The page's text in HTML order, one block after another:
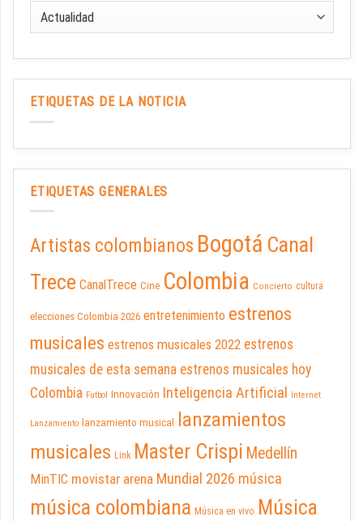
ETIQUETAS DE LA NOTICIA
ETIQUETAS GENERALES
Artistas colombianos Bogotá Canal
Trece CanalTrece Cine Colombia Concierto cultura
elecciones Colombia 2026 entretenimiento estrenos
musicales estrenos musicales 2022 estrenos
musicales de esta semana estrenos musicales hoy
Colombia Futbol Innovación Inteligencia Artificial Internet
Lanzamiento lanzamiento musical
lanzamientos
musicales Link Master Crispi Medellín
MinTIC movistar arena Mundial 2026 música
música colombiana Música en vivo Música